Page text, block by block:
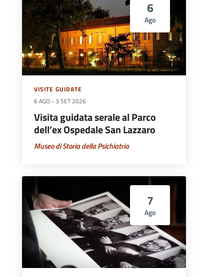
6
Ago
VISITE GUIDATE
6 AGO -3 SET 2026
Visita guidata serale al Parco
dell’ex Ospedale San Lazzaro
Museo di Storia della Psichiatria
7
Ago